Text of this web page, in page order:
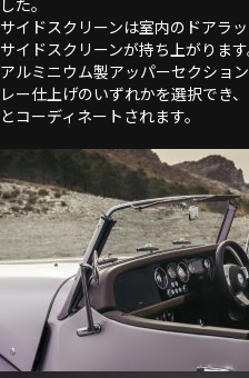
した。
サイドスクリーンは室内のドアラ
サイドスクリーンが持ち上がります
アルミニウム製アッパーセクショ
レー仕上げのいずれかを選択でき
とコーディネートされます。